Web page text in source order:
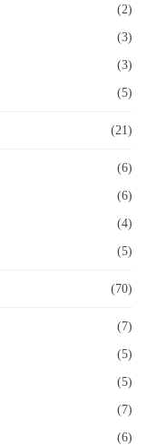
(2)
(3)
(3)
(5)
(21)
(6)
(6)
(4)
(5)
(70)
(7)
(5)
(5)
(7)
(6)